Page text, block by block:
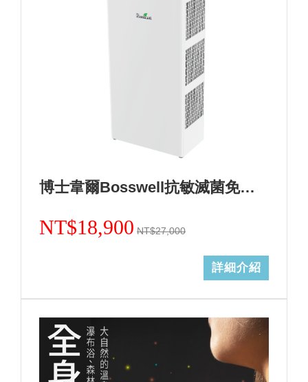
博士韋爾Bosswell抗敏滅菌免耗材電離空氣清淨機-5~18坪ML13天使白
NT$18,900 NT$27,000
詳細介紹